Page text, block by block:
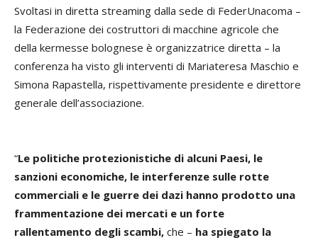
Svoltasi in diretta streaming dalla sede di FederUnacoma –
la Federazione dei costruttori di macchine agricole che
della kermesse bolognese è organizzatrice diretta – la
conferenza ha visto gli interventi di Mariateresa Maschio e
Simona Rapastella, rispettivamente presidente e direttore
generale dell’associazione.
“Le politiche protezionistiche di alcuni Paesi, le
sanzioni economiche, le interferenze sulle rotte
commerciali e le guerre dei dazi hanno prodotto una
frammentazione dei mercati e un forte
rallentamento degli scambi, che – ha spiegato la